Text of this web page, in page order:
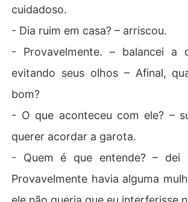
cuidadoso.
- Dia ruim em casa? – arriscou.
- Provavelmente. – balancei a
evitando seus olhos – Afinal,
bom?
- O que aconteceu com ele? –
querer acordar a garota.
- Quem é que entende? – dei
Provavelmente havia alguma